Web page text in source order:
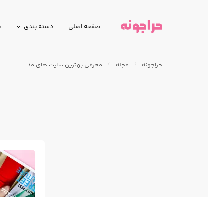
صفحه اصلی دسته بندی
حراجونه مجله معرفی بهترین سایت های مد